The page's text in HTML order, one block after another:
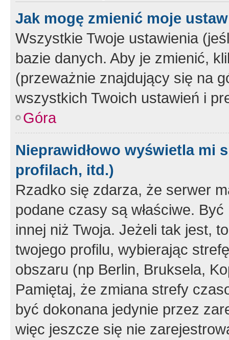
Jak mogę zmienić moje
Wszystkie Twoje ustawienia
bazie danych. Aby je zmienić,
(przeważnie znajdujący się na
wszystkich Twoich ustawień i
Góra
Nieprawidłowo wyświetla mi
profilach, itd.)
Rzadko się zdarza, że serwer
podane czasy są właściwe.
innej niż Twoja. Jeżeli tak jest,
twojego profilu, wybierając
obszaru (np Berlin, Bruksela,
Pamiętaj, że zmiana strefy
być dokonana jedynie przez
więc jeszcze się nie